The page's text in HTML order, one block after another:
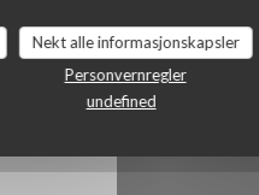
Nekt alle informasjonskapsler
Personvernregler
undefined